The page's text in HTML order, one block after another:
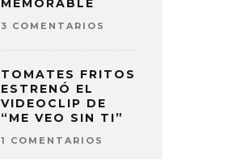
MEMORABLE
3 COMENTARIOS
TOMATES FRITOS
ESTRENÓ EL
VIDEOCLIP DE
“ME VEO SIN TI”
1 COMENTARIOS